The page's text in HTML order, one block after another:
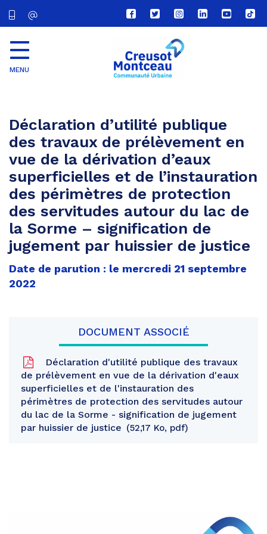
Lien
vers
compte
Facebook
Lien
vers
compte
Twitter
Lien
vers
le
compte
Lien
vers
Lien
vers
Lien
vers
MENU
Déclaration d’utilité publique
des travaux de prélèvement en
vue de la dérivation d’eaux
superficielles et de l’instauration
des périmètres de protection
des servitudes autour du lac de
la Sorme – signification de
jugement par huissier de justice
Date de parution : le mercredi 21 septembre
2022
DOCUMENT ASSOCIÉ
Déclaration d'utilité publique des travaux
de prélèvement en vue de la dérivation d'eaux
superficielles et de l'instauration des
périmètres de protection des servitudes autour
du lac de la Sorme - signification de jugement
par huissier de justice
52,17 Ko, pdf